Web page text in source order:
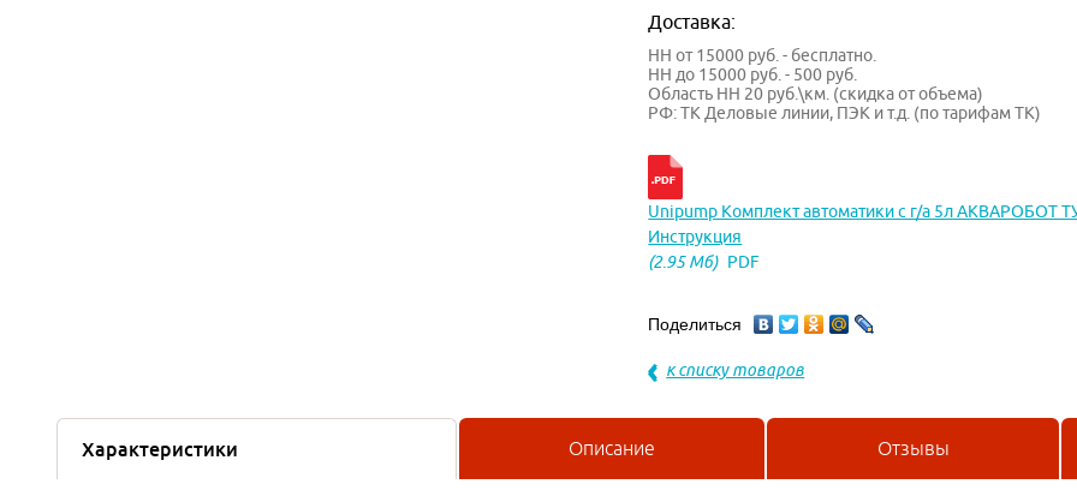
Доставка:
НН от 15000 руб. - бесплатно.
НН до 15000 руб. - 500 руб.
Область НН 20 руб.\км. (скидка от объема)
РФ: ТК Деловые линии, ПЭК и т.д. (по тарифам ТК)
Unipump Комплект автоматики с г/а 5л АКВАРОБОТ
Инструкция
(2.95 Мб) PDF
Поделиться
к списку товаров
Характеристики Описание Отзывы